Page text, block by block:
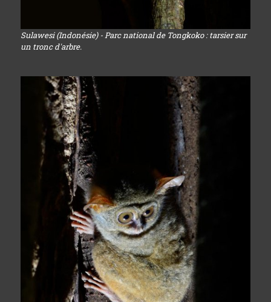
Sulawesi (Indonésie) - Parc national de Tongkoko : tarsier sur
un tronc d'arbre.